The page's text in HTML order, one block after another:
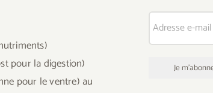
pour la digestion)
pour le ventre) au